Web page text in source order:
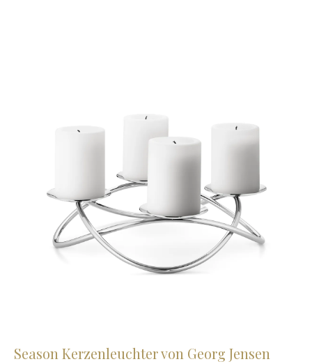
Season Kerzenleuchter von Georg Jensen